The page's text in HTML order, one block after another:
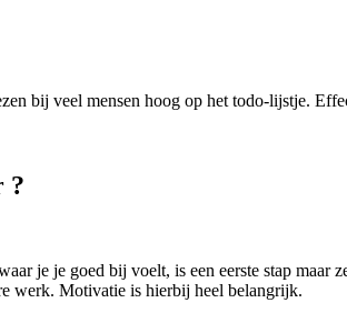
bij veel mensen hoog op het todo-lijstje.
?
je je goed bij voelt, is een eerste stap maar
werk. Motivatie is hierbij heel belangrijk.